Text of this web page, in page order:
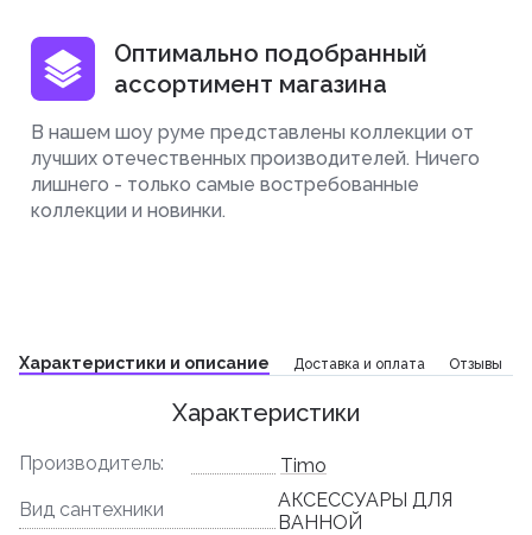
Оптимально подобранный
ассортимент магазина
В нашем шоу руме представлены коллекции от
лучших отечественных производителей. Ничего
лишнего - только самые востребованные
коллекции и новинки.
Характеристики и описание Доставка и оплата Отзывы
Характеристики
Производитель:
Timo
Вид сантехники
АКСЕССУАРЫ ДЛЯ
ВАННОЙ